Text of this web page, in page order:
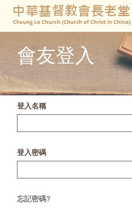
會友登入
登入名稱
登入密碼
忘記密碼?